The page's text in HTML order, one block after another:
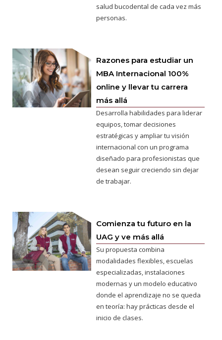
salud bucodental de cada vez más
personas.
Razones para estudiar un
MBA Internacional 100%
online y llevar tu carrera
más allá
Desarrolla habilidades para liderar
equipos, tomar decisiones
estratégicas y ampliar tu visión
internacional con un programa
diseñado para profesionistas que
desean seguir creciendo sin dejar
de trabajar.
Comienza tu futuro en la
UAG y ve más allá
Su propuesta combina
modalidades flexibles, escuelas
especializadas, instalaciones
modernas y un modelo educativo
donde el aprendizaje no se queda
en teoría: hay prácticas desde el
inicio de clases.